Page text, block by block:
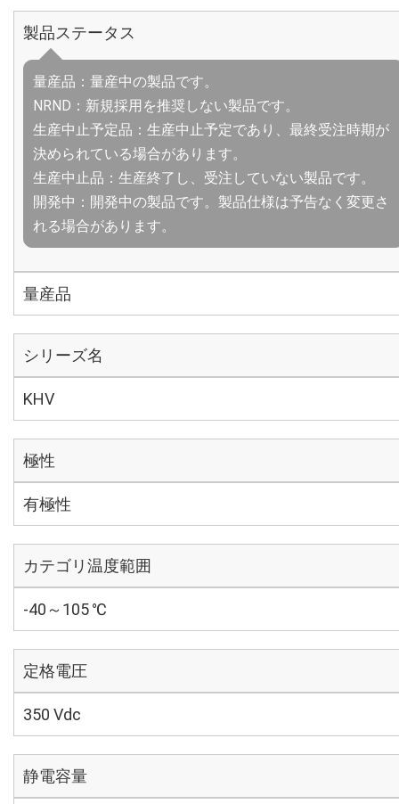
製品ステータス
量産品：量産中の製品です。
NRND：新規採用を推奨しない製品です。
生産中止予定品：生産中止予定であり、最終受注時期が
決められている場合があります。
生産中止品：生産終了し、受注していない製品です。
開発中：開発中の製品です。製品仕様は予告なく変更さ
れる場合があります。
量産品
シリーズ名
KHV
極性
有極性
カテゴリ温度範囲
-40～105 ℃
定格電圧
350 Vdc
静電容量